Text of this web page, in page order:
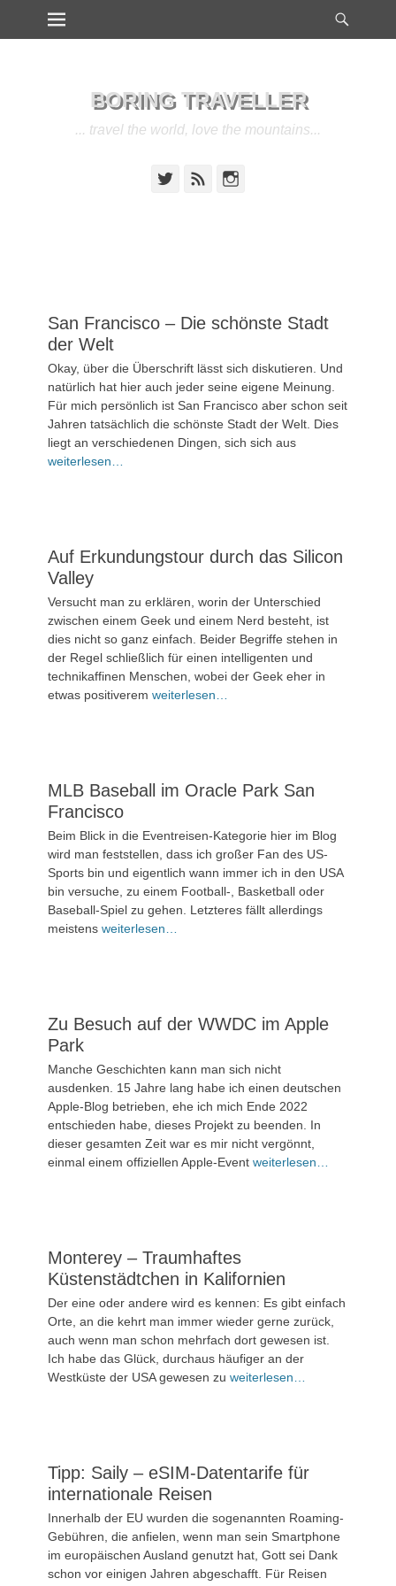
zum
Primärmenu
BORING TRAVELLER
... travel the world, love the mountains...
TwitterFeed
San Francisco – Die schönste Stadt
der Welt
Veröffentlicht
19.
Juni
3
Kommentare
Okay, über die Überschrift lässt sich diskutieren. Und
natürlich hat hier auch jeder seine eigene Meinung.
Für mich persönlich ist San Francisco aber schon seit
Jahren tatsächlich die schönste Stadt der Welt. Dies
liegt an verschiedenen Dingen, sich sich aus
weiterlesen…
Auf Erkundungstour durch das Silicon
Valley
Veröffentlicht
17.
Juni
1
Kommentar
Versucht man zu erklären, worin der Unterschied
zwischen einem Geek und einem Nerd besteht, ist
dies nicht so ganz einfach. Beider Begriffe stehen in
der Regel schließlich für einen intelligenten und
technikaffinen Menschen, wobei der Geek eher in
etwas positiverem weiterlesen…
MLB Baseball im Oracle Park San
Francisco
Veröffentlicht
am
15.
Juni
2024
1
Kommentar
Beim Blick in die Eventreisen-Kategorie hier im Blog
wird man feststellen, dass ich großer Fan des US-
Sports bin und eigentlich wann immer ich in den USA
bin versuche, zu einem Football-, Basketball oder
Baseball-Spiel zu gehen. Letzteres fällt allerdings
meistens weiterlesen…
Zu Besuch auf der WWDC im Apple
Park
Veröffentlicht
12.
Juni
2024
4
Kommentare
Manche Geschichten kann man sich nicht
ausdenken. 15 Jahre lang habe ich einen deutschen
Apple-Blog betrieben, ehe ich mich Ende 2022
entschieden habe, dieses Projekt zu beenden. In
dieser gesamten Zeit war es mir nicht vergönnt,
einmal einem offiziellen Apple-Event weiterlesen…
Monterey – Traumhaftes
Küstenstädtchen in Kalifornien
Veröffentlicht
am
8.
1
Der eine oder andere wird es kennen: Es gibt einfach
Orte, an die kehrt man immer wieder gerne zurück,
auch wenn man schon mehrfach dort gewesen ist.
Ich habe das Glück, durchaus häufiger an der
Westküste der USA gewesen zu weiterlesen…
Tipp: Saily – eSIM-Datentarife für
internationale Reisen
Veröffentlicht
am
6.
Juni
Innerhalb der EU wurden die sogenannten Roaming-
Gebühren, die anfielen, wenn man sein Smartphone
im europäischen Ausland genutzt hat, Gott sei Dank
schon vor einigen Jahren abgeschafft. Für Reisen